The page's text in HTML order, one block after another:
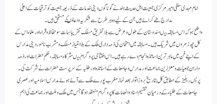
امام مہدی سلفی امیر مرکزی جمعیت اہل حدیث ہندنے گوناگوں دینی خدمات کے ذریعہ جمعیت کو ترقیات کے اعلیٰ
مدارج طے کرائے ہیں جن کے لیے وہ ہرطرح سے شکریہ ودعاؤںکے مستحق ہیں۔
واضح ہوکہ اس مسابقہ میںہندوستان کے طول وعرض سے بلا تفریق مسلک تقریبا سات سو حفاظ و قراء اور علماء اس کے
کل چھ زمروں میں شریک ہیں ۔ مسابقہ میں امتحان کی ذمہ داری ملک کے بلاامتیاز مسلک ومشرب نامور دینی مدارس
کے اپنے فن میں ماہر ترین اساتذہ انجام دے رہے ہیں۔ اس افتتاحی پروگرام میںشرکاء مسابقہ ،حکم حضرات اور ذمہ
داران جمعیات ومعززین جماعت اورمدارس وجامعات کے اساتذہ اورطلبہ کے سرپرست حضرات نے شرکت کی۔
پریس ریلیز کے مطابق کل بتاریخ بروز اتوار بعد نماز مغرب پورے ملک سے آئے ہوئے مدارس اسلامیہ اور عصری
جامعات کے طلباء کے درمیان تقسیم اسناد و انعامات کا پروگرام منعقد ہوگاجس میں ملک وملت اورجماعت کی اہم